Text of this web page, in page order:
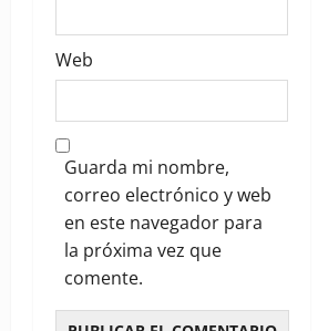
Web
Guarda mi nombre,
correo electrónico y web
en este navegador para
la próxima vez que
comente.